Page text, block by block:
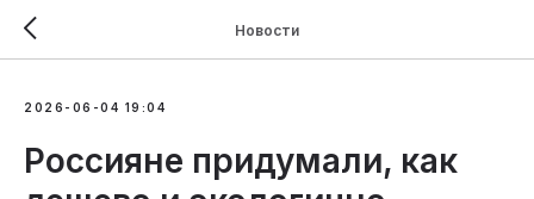
Новости
2026-06-04 19:04
Россияне придумали, как